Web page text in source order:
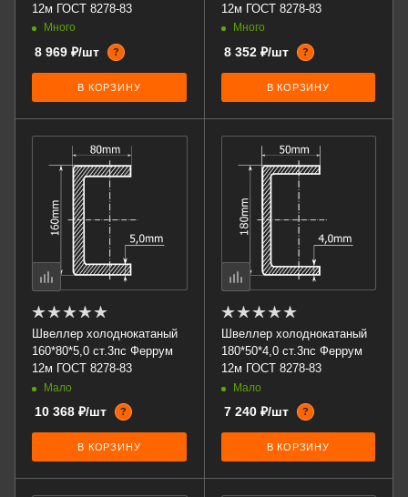
12м ГОСТ 8278-83
Много
8 969 ₽/шт ?
В КОРЗИНУ
12м ГОСТ 8278-83
Много
8 352 ₽/шт ?
В КОРЗИНУ
Швеллер холоднокатаный
160*80*5,0 ст.3пс Феррум
12м ГОСТ 8278-83
Мало
10 368 ₽/шт ?
В КОРЗИНУ
Швеллер холоднокатаный
180*50*4,0 ст.3пс Феррум
12м ГОСТ 8278-83
Мало
7 240 ₽/шт ?
В КОРЗИНУ